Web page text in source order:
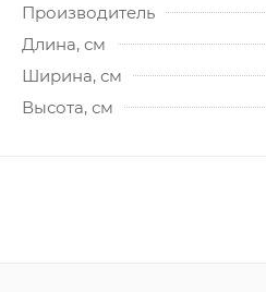
Производитель
Длина, см
Ширина, см
Высота, см